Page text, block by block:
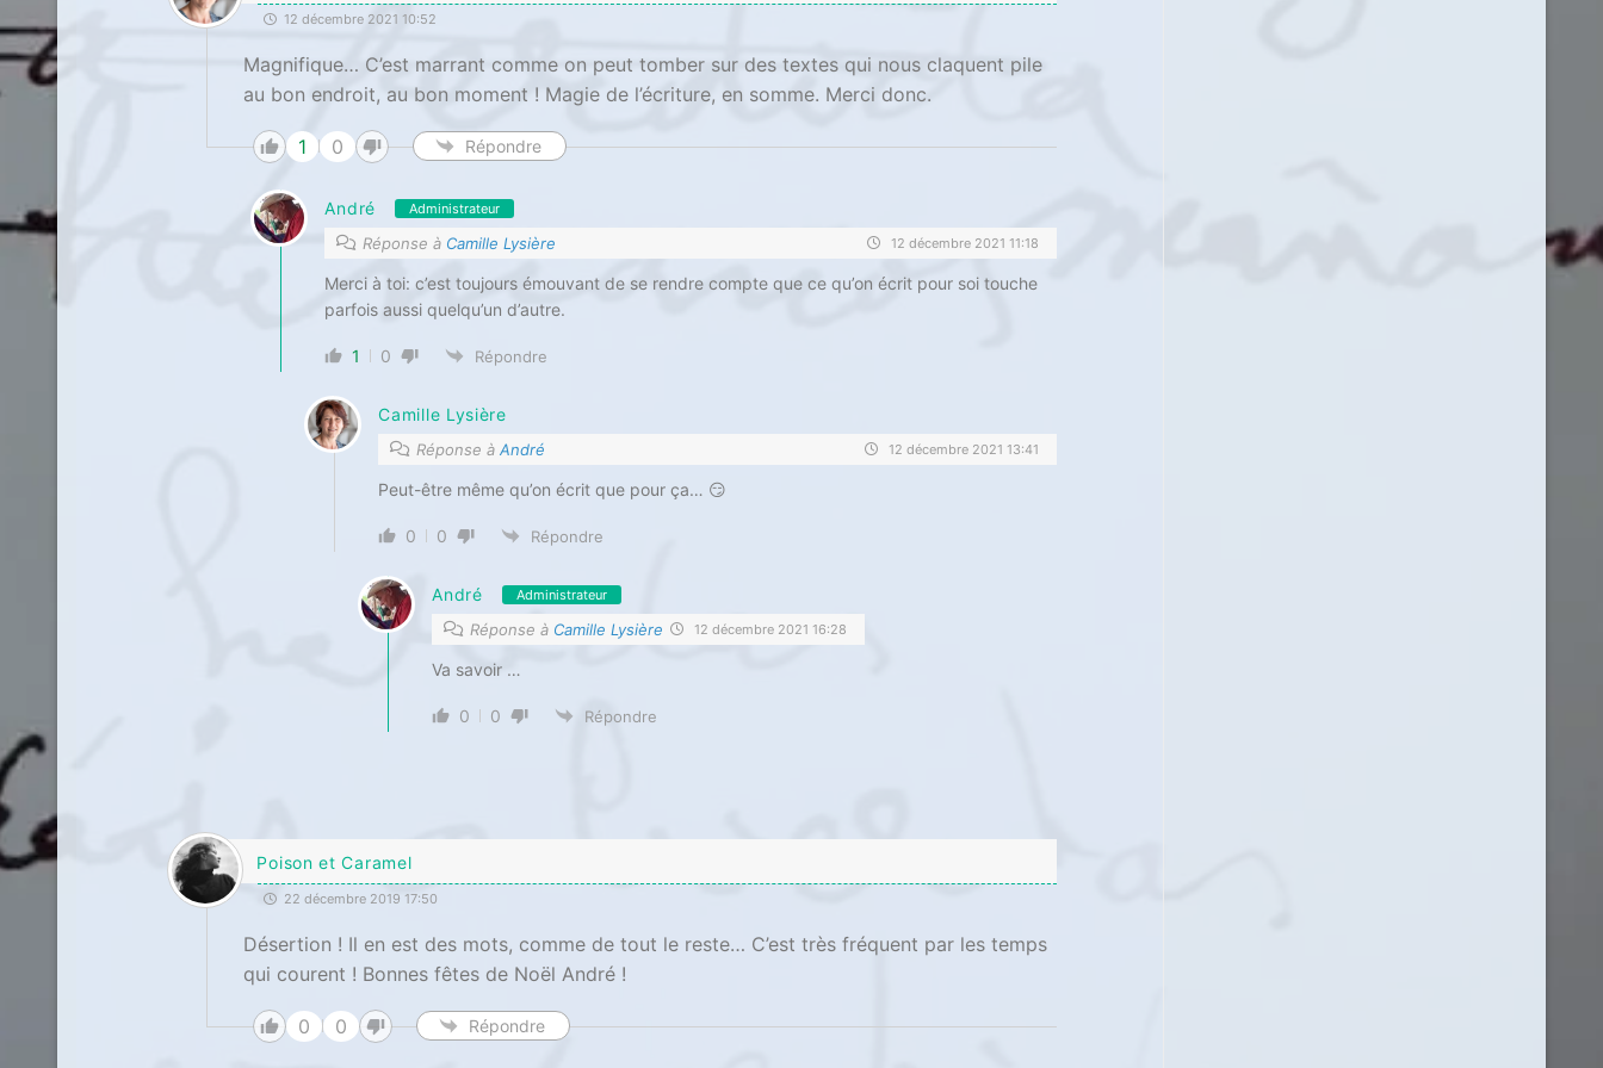
12 décembre 2021 10:52
Magnifique… C’est marrant comme on peut tomber sur des textes qui nous claquent pile
au bon endroit, au bon moment ! Magie de l’écriture, en somme. Merci donc.
1 0 Répondre
André Administrateur
Réponse à Camille Lysière 12 décembre 2021 11:18
Merci à toi: c’est toujours émouvant de se rendre compte que ce qu’on écrit pour soi touche
parfois aussi quelqu’un d’autre.
1 0 Répondre
Camille Lysière
Réponse àAndré 12 décembre 2021 13:41
Peut-être même qu’on écrit que pour ça… 😏
0 0 Répondre
André Administrateur
Réponse à Camille Lysière 12 décembre 2021 16:28
Va savoir …
0 0 Répondre
Poison et Caramel
22 décembre 2019 17:50
Désertion ! Il en est des mots, comme de tout le reste… C’est très fréquent par les temps
qui courent ! Bonnes fêtes de Noël André !
0 0 Répondre